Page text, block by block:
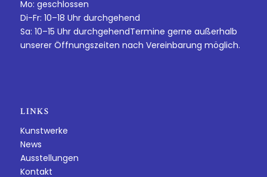
Mo: geschlossen
Di-Fr: 10–18 Uhr durchgehend
Sa: 10–15 Uhr durchgehendTermine gerne außerhalb
unserer Öffnungszeiten nach Vereinbarung möglich.
LINKS
Kunstwerke
News
Ausstellungen
Kontakt